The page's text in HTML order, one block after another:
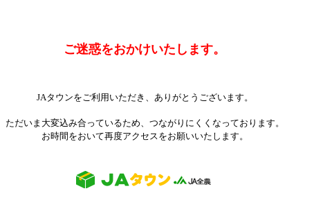
ご迷惑をおかけいたします。
JAタウンをご利用いただき、ありがとうございます。
ただいま大変込み合っているため、つながりにくくなっております。
お時間をおいて再度アクセスをお願いいたします。